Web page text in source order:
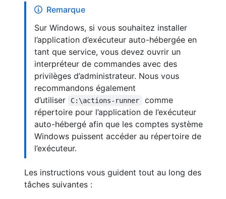
Remarque
Sur Windows, si vous souhaitez installer
l’application d’exécuteur auto-hébergée en
tant que service, vous devez ouvrir un
interpréteur de commandes avec des
privilèges d’administrateur. Nous vous
recommandons également
d’utiliser
C:\actions-runner
comme
répertoire pour l’application de l’exécuteur
auto-hébergé afin que les comptes système
Windows puissent accéder au répertoire de
l’exécuteur.
Les instructions vous guident tout au long des
tâches suivantes :